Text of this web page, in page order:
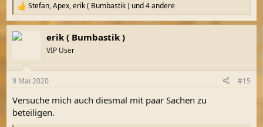
R
e
a
k
e
:
Stefan,Apex,erik ( Bumbastik ) und 4 andere
erik ( Bumbastik )
VIP User
9 Mai 2020 #15
Versuche mich auch diesmal mit paar Sachen zu
beteiligen.